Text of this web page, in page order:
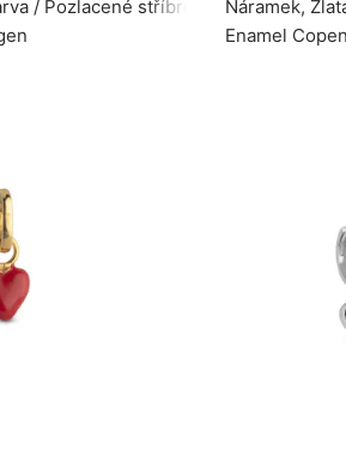
/ Pozlacené stříbro 925Náramek,
Enamel